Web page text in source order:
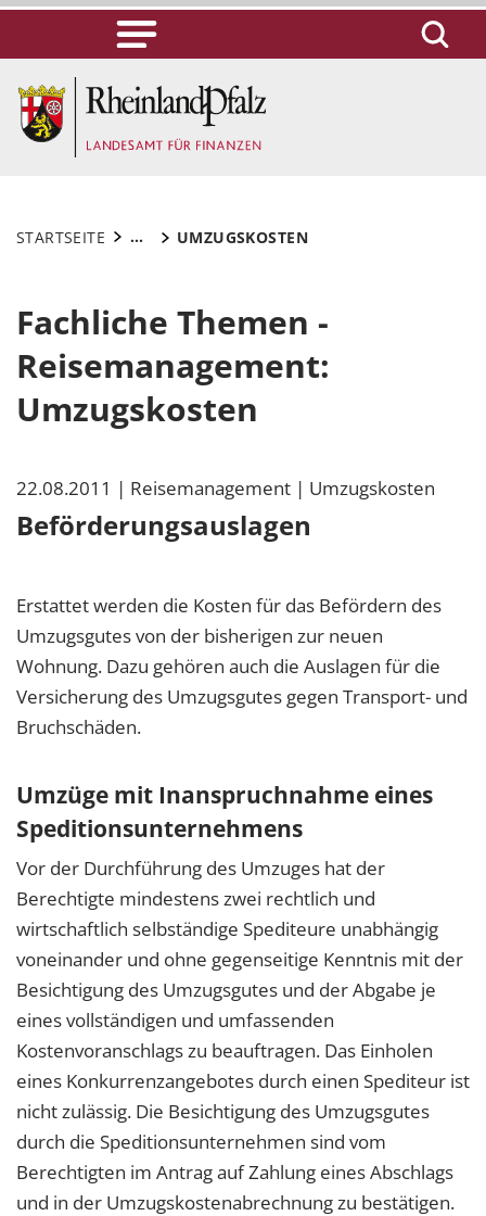
STARTSEITE ... UMZUGSKOSTEN
Fachliche Themen -
Reisemanagement:
Umzugskosten
22.08.2011 | Reisemanagement | Umzugskosten
Beförderungsauslagen
Erstattet werden die Kosten für das Befördern des
Umzugsgutes von der bisherigen zur neuen
Wohnung. Dazu gehören auch die Auslagen für die
Versicherung des Umzugsgutes gegen Transport- und
Bruchschäden.
Umzüge mit Inanspruchnahme eines
Speditionsunternehmens
Vor der Durchführung des Umzuges hat der
Berechtigte mindestens zwei rechtlich und
wirtschaftlich selbständige Spediteure unabhängig
voneinander und ohne gegenseitige Kenntnis mit der
Besichtigung des Umzugsgutes und der Abgabe je
eines vollständigen und umfassenden
Kostenvoranschlags zu beauftragen. Das Einholen
eines Konkurrenzangebotes durch einen Spediteur ist
nicht zulässig. Die Besichtigung des Umzugsgutes
durch die Speditionsunternehmen sind vom
Berechtigten im Antrag auf Zahlung eines Abschlags
und in der Umzugskostenabrechnung zu bestätigen.